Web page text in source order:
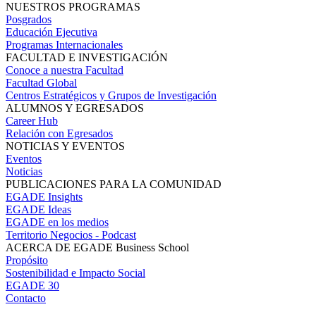
NUESTROS PROGRAMAS
Posgrados
Educación Ejecutiva
Programas Internacionales
FACULTAD E INVESTIGACIÓN
Conoce a nuestra Facultad
Facultad Global
Centros Estratégicos y Grupos de Investigación
ALUMNOS Y EGRESADOS
Career Hub
Relación con Egresados
NOTICIAS Y EVENTOS
Eventos
Noticias
PUBLICACIONES PARA LA COMUNIDAD
EGADE Insights
EGADE Ideas
EGADE en los medios
Territorio Negocios - Podcast
ACERCA DE EGADE Business School
Propósito
Sostenibilidad e Impacto Social
EGADE 30
Contacto